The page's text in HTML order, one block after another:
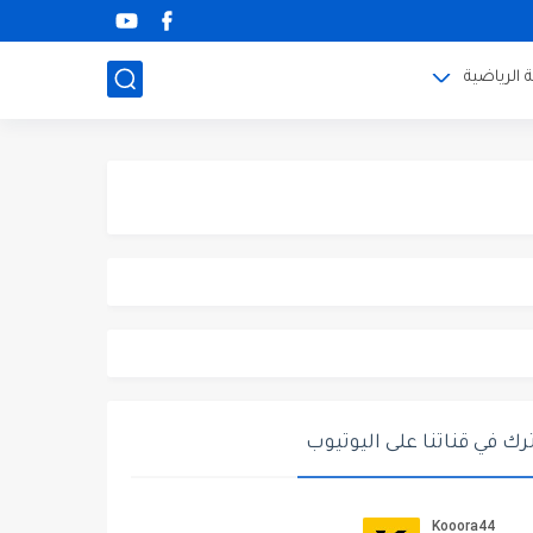
الرياضية
في قناتنا على اليوتيوب